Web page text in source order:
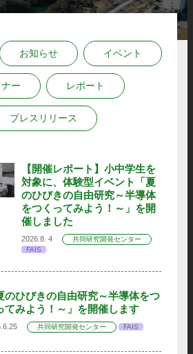
お知らせ イベント
ー レポート
プレスリリース
【開催レポート】小中学生を
対象に、体験型イベント「夏
のひびきの自由研究～半導体
をつくってみよう！～」を開
催しました
2026.8. 4
共同研究開発センター
FAIS
のひびきの自由研究～半導体をつ
てみよう！～」を開催します
共同研究開発センター FAIS